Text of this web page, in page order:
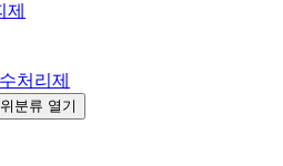
제
처리제
분류 열기